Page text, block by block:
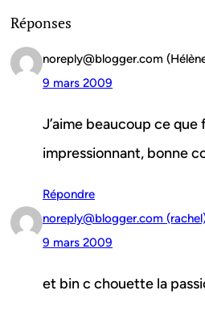
Réponses
noreply@blogger.com
9 mars 2009
J’aime beaucoup ce
impressionnant, bonne
Répondre
noreply@blogger.com
9 mars 2009
et bin c chouette la